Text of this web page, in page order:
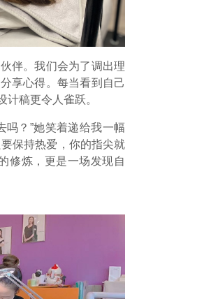
伴。我们会为了调出理
享心得。每当看到自己
稿更令人雀跃。
吗？”她笑着递给我一幅
保持热爱，你的指尖就
修炼，更是一场发现自